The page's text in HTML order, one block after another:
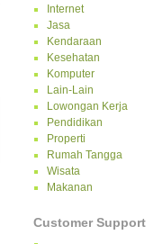
Internet
Jasa
Kendaraan
Kesehatan
Komputer
Lain-Lain
Lowongan Kerja
Pendidikan
Properti
Rumah Tangga
Wisata
Makanan
Customer Support